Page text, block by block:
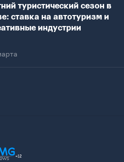
туристический сезон в
ставка на автотуризм и
индустрии